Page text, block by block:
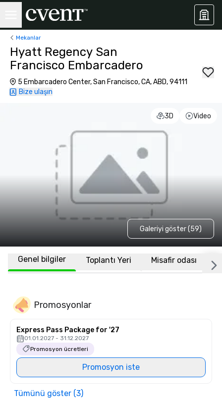
Mekanlar
Hyatt Regency San
Francisco Embarcadero
5 Embarcadero Center, San Francisco, CA, ABD, 94111
Bize ulaşın
3D Video
Galeriyi göster (59)
Genel bilgiler Toplantı Yeri Misafir odası
Promosyonlar
Express Pass Package for '27
01.01.2027 - 31.12.2027
Promosyon ücretleri
Promosyon iste
Tümünü göster (3)